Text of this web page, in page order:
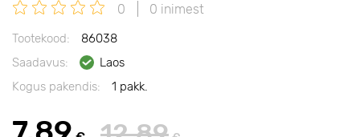
0 0 inimest
Tootekood:
86038
Saadavus:
Laos
Kogus pakendis:
1 pakk.